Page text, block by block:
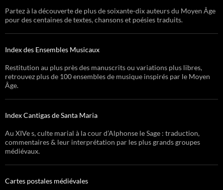
Partez à la découverte de plus de soixante-dix auteurs du Moyen Âge
pour des centaines de textes, chansons et poésies traduits.
Index des Ensembles Musicaux
Restitution au plus près des manuscrits ou variations plus libres,
retrouvez plus de 100 ensembles de musique inspirés par le Moyen
Âge.
Index Cantigas de Santa Maria
Au XIVe s, culte marial à la cour d’Alphonse le Sage : traduction,
commentaires & leur interprétation par les plus grands groupes
médiévaux.
Cartes postales médiévales